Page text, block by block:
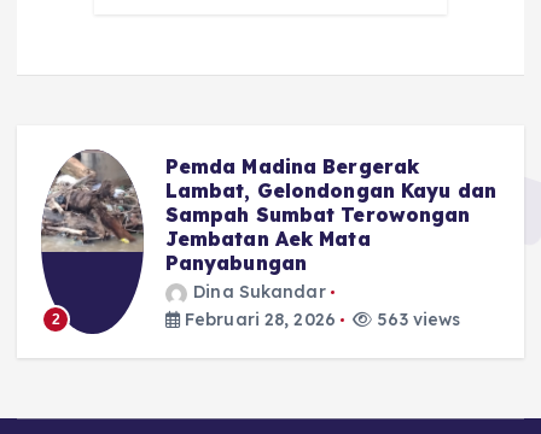
2
Pemda Madina Bergerak
Lambat, Gelondongan Kayu dan
Sampah Sumbat Terowongan
Jembatan Aek Mata
Panyabungan
Dina Sukandar
Februari 28, 2026
563 views